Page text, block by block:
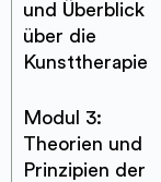
und Überblick
über die
Kunsttherapie
Modul 3:
Theorien und
Prinzipien der